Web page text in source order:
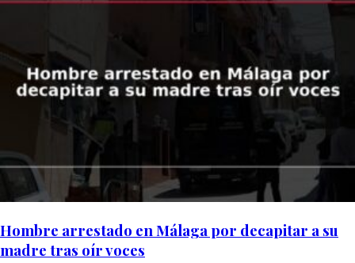
Hombre arrestado en Málaga por decapitar a su
madre tras oír voces